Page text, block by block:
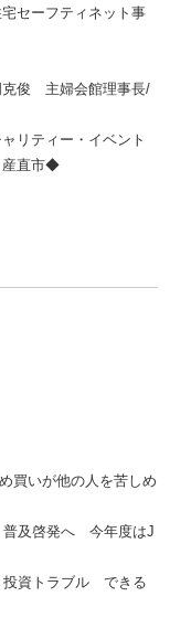
セーフティネット事
克俊 主婦会館理事長/
リティー・イベント
産直市◆
買いが他の人を苦しめ
普及啓発へ 今年度はJ
投資トラブル できる